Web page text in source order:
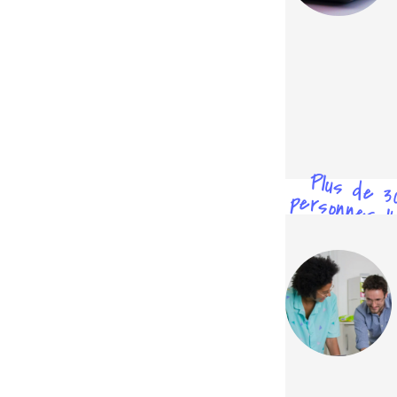
Plus de
personnes